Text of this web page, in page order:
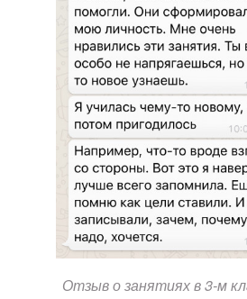
Отзыв о занятиях в 3-м